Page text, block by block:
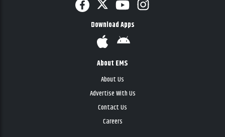
Download Apps
About EMS
About Us
Advertise With Us
Contact Us
Careers